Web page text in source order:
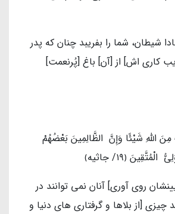
شیطان، شما را بفریبد چنان که پدر
کاری اش] از [آن] باغ [پُرنعمت]
مِنَ اللَّهِ شَيْئًا وَإِنَّ الظَّالِمِينَ بَعْضُهُمْ
﴿١٩/ جاثیه﴾
روی آوری] آنان نمی توانند در
چیزی [از بلاها و گرفتاری های دنیا و